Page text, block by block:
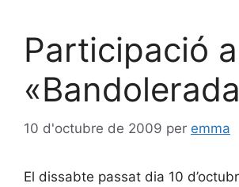
Participació
10 d'octubre de 2009 per emma
El dissabte passat dia 10